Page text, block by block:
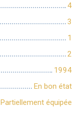
4
3
1
2
1994
En bon état
Partiellement équipée